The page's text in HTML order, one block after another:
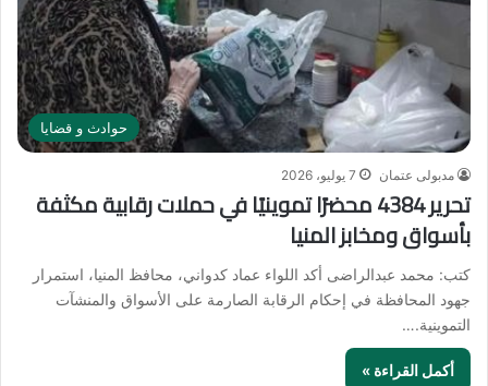
حوادث و قضايا
مدبولى عتمان 7 يوليو، 2026
تحرير 4384 محضرًا تموينيًا في حملات رقابية مكثفة
بأسواق ومخابز المنيا
كتب: محمد عبدالراضى أكد اللواء عماد كدواني، محافظ المنيا، استمرار
جهود المحافظة في إحكام الرقابة الصارمة على الأسواق والمنشآت
التموينية.…
أكمل القراءة »